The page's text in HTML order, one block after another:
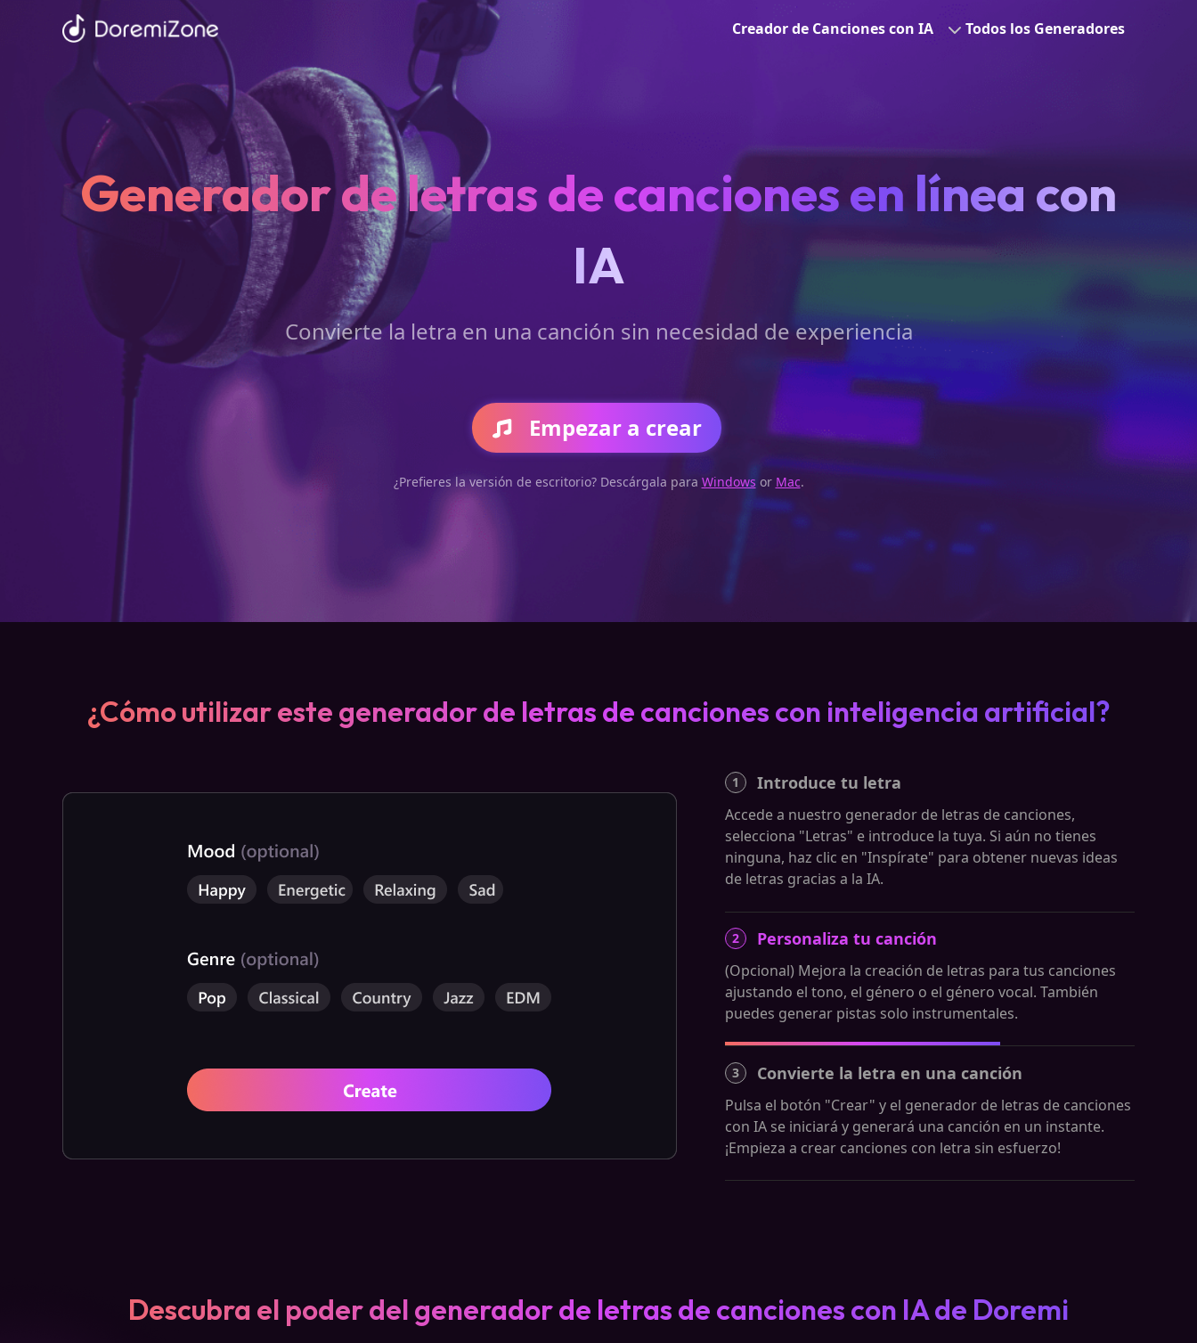
Creador de Canciones con IA Todos los Generadores
Generador de letras de canciones en línea con
IA
Convierte la letra en una canción sin necesidad de experiencia
Empezar a crear
¿Prefieres la versión de escritorio? Descárgala para Windows or Mac.
¿Cómo utilizar este generador de letras de canciones con inteligencia artificial?
1 Introduce tu letra
Accede a nuestro generador de letras de canciones,
selecciona "Letras" e introduce la tuya. Si aún no tienes
ninguna, haz clic en "Inspírate" para obtener nuevas ideas
de letras gracias a la IA.
2 Personaliza tu canción
(Opcional) Mejora la creación de letras para tus canciones
ajustando el tono, el género o el género vocal. También
puedes generar pistas solo instrumentales.
3 Convierte la letra en una canción
Pulsa el botón "Crear" y el generador de letras de canciones
con IA se iniciará y generará una canción en un instante.
¡Empieza a crear canciones con letra sin esfuerzo!
Descubra el poder del generador de letras de canciones con IA de Doremi